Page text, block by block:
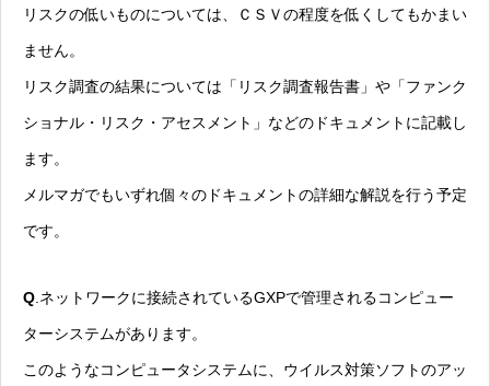
リスクの低いものについては、ＣＳＶの程度を低くしてもかまい
ません。
リスク調査の結果については「リスク調査報告書」や「ファンク
ショナル・リスク・アセスメント」などのドキュメントに記載し
ます。
メルマガでもいずれ個々のドキュメントの詳細な解説を行う予定
です。
Q .ネットワークに接続されているGXPで管理されるコンピュー
ターシステムがあります。
このようなコンピュータシステムに、ウイルス対策ソフトのアッ